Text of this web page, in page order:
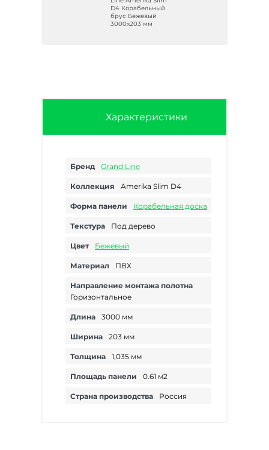
D4 Корабельный
брус Бежевый
3000х203 мм
Характеристики
Бренд Grand Line
Коллекция Amerika Slim D4
Форма панели Корабельная доска
Текстура Под дерево
Цвет Бежевый
Материал ПВХ
Направление монтажа полотна
Горизонтальное
Длина 3000 мм
Ширина 203 мм
Толщина 1,035 мм
Площадь панели 0.61 м2
Страна производства Россия